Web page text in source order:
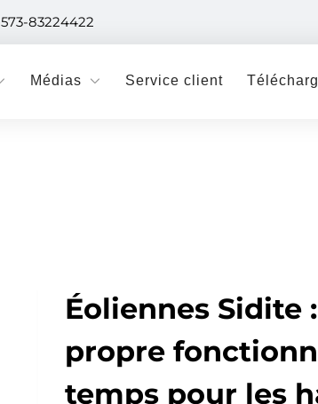
83224422
Médias Service client
Éoliennes Sidite
propre
temps pour les